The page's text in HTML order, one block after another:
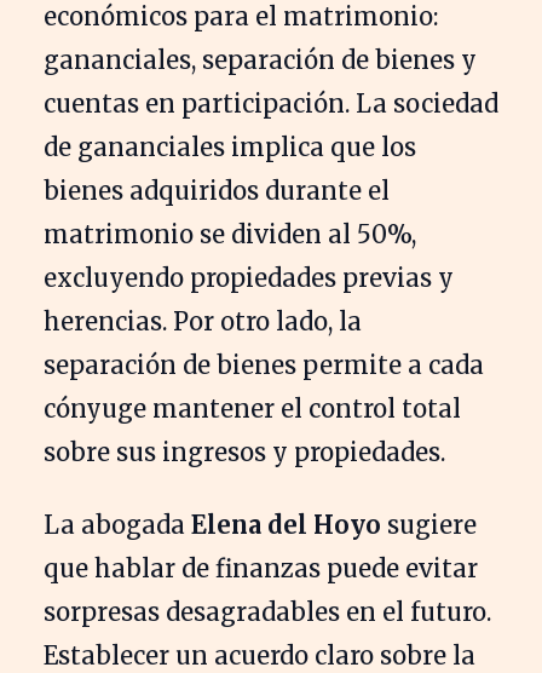
económicos para el matrimonio:
gananciales, separación de bienes y
cuentas en participación. La sociedad
de gananciales implica que los
bienes adquiridos durante el
matrimonio se dividen al 50%,
excluyendo propiedades previas y
herencias. Por otro lado, la
separación de bienes permite a cada
cónyuge mantener el control total
sobre sus ingresos y propiedades.
La abogada Elena del Hoyo sugiere
que hablar de finanzas puede evitar
sorpresas desagradables en el futuro.
Establecer un acuerdo claro sobre la